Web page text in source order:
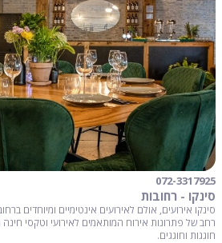
072-3317925
סינקו - רחובות
סינקו אירועים, אולם לאירועים אינטימיים ומיוחדים
חוגגות וחוגגים.